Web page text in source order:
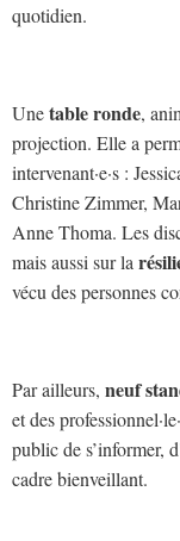
quotidien.
Unetable ronde,
projection. Elle a
intervenant·e·s :
Christine Zimmer,
Anne Thoma. Les
mais aussi sur la
vécu des personnes
Par ailleurs, neuf
et des
public de s’informer,
cadre bienveillant.